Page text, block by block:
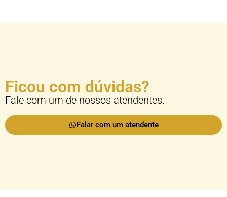
Ficou com dúvidas?
Fale com um de nossos atendentes.
Falar com um atendente